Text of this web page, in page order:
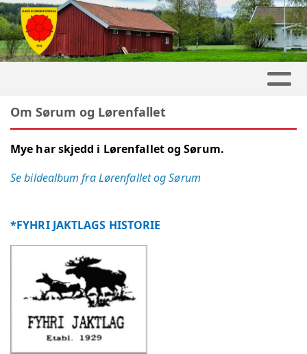
Om Sørum og Lørenfallet
Mye har skjedd i Lørenfallet og Sørum.
Se bildealbum fra Lørenfallet og Sørum
*FYHRI JAKTLAGS HISTORIE